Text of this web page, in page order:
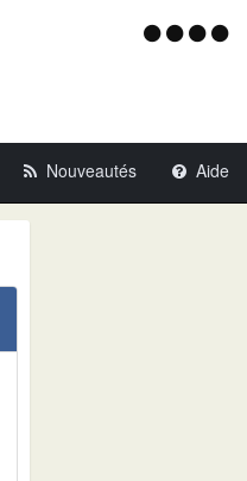
Menu
Nouveautés Aide